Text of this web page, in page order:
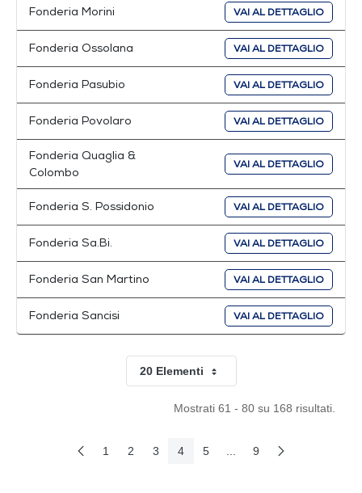
Fonderia Morini VAI AL DETTAGLIO
Fonderia Ossolana VAI AL DETTAGLIO
Fonderia Pasubio VAI AL DETTAGLIO
Fonderia Povolaro VAI AL DETTAGLIO
Fonderia Quaglia &
Colombo
VAI AL DETTAGLIO
Fonderia S. Possidonio VAI AL DETTAGLIO
Fonderia Sa.Bi. VAI AL DETTAGLIO
Fonderia San Martino VAI AL DETTAGLIO
Fonderia Sancisi VAI AL DETTAGLIO
20 ElementiPer pagina
Mostrati 61 - 80 su 168 risultati.
Pagina Precedente
1
2
3
4
5 9 Pagina Seguente